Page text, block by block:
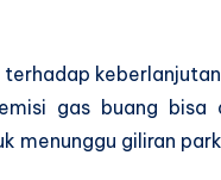
gas buang bisa
menunggu giliran